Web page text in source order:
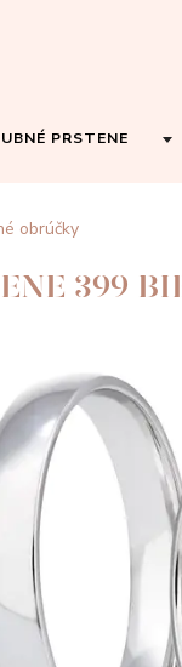
PRSTENE
obrúčky
399